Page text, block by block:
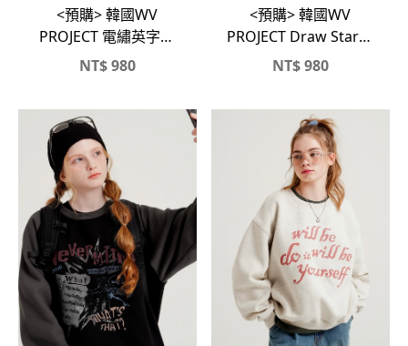
<預購> 韓國WV
PROJECT 電繡英字母
MARLIND高磅刷毛大
NT$980
<預購> 韓國WV
PROJECT Draw Star復
古感高磅刷毛大學T
NT$980